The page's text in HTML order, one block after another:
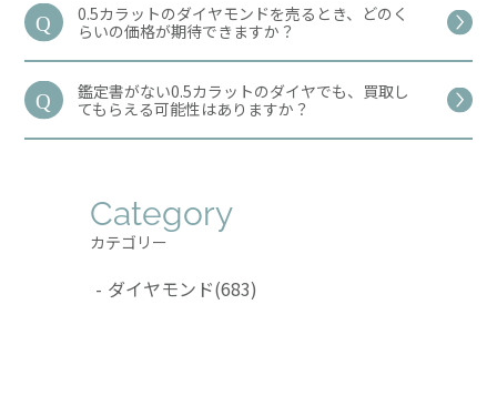
0.5カラットのダイヤモンドを売るとき、どのく
らいの価格が期待できますか？
鑑定書がない0.5カラットのダイヤでも、買取し
てもらえる可能性はありますか？
Category
カテゴリー
ダイヤモンド(683)